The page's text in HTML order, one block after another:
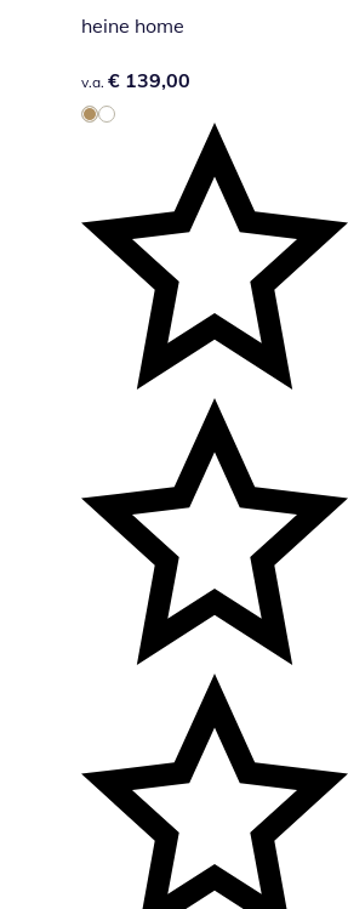
heine home
€ 139,00
v.a. € 139,00